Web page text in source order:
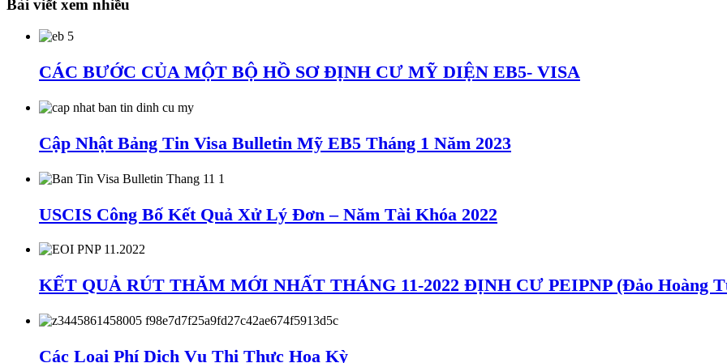
Bài viết xem nhiều
CÁC BƯỚC CỦA MỘT BỘ HỒ SƠ ĐỊNH CƯ MỸ DIỆN EB5- VISA
Cập Nhật Bảng Tin Visa Bulletin Mỹ EB5 Tháng 1 Năm 2023
USCIS Công Bố Kết Quả Xử Lý Đơn – Năm Tài Khóa 2022
KẾT QUẢ RÚT THĂM MỚI NHẤT THÁNG 11-2022 ĐỊNH CƯ PEIPNP (Đảo Hoàng
Các Loại Phí Dịch Vụ Thị Thực Hoa Kỳ